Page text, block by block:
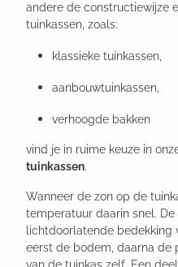
andere de constructiewijze
tuinkassen, zoals:
klassieke tuinkassen,
aanbouwtuinkassen,
verhoogde bakken
vind je in ruime keuze in
tuinkassen.
Wanneer de zon op de
temperatuur daarin snel.
lichtdoorlatende bedekking
eerst de bodem, daarna de